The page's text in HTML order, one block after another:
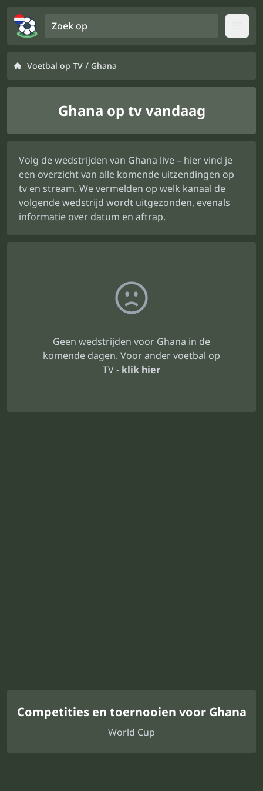
Voetbal op TV / Ghana
Ghana op tv vandaag
Volg de wedstrijden van Ghana live – hier vind je
een overzicht van alle komende uitzendingen op
tv en stream. We vermelden op welk kanaal de
volgende wedstrijd wordt uitgezonden, evenals
informatie over datum en aftrap.
Geen wedstrijden voor Ghana in de
komende dagen. Voor ander voetbal op
TV - klik hier
Competities en toernooien voor Ghana
World Cup